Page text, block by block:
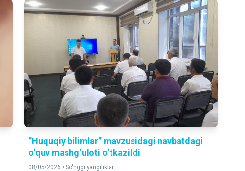
“Huquqiy bilimlar” mavzusidagi navbatdagi
o‘quv mashg‘uloti o‘tkazildi
08/05/2026 •So'nggi yangiliklar